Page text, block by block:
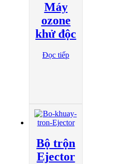
Máy
ozone
khử độc
Đọc tiếp
Bộ trộn
Ejector